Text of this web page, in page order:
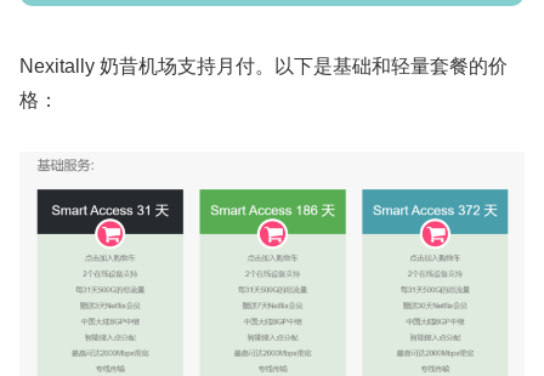
Nexitally 奶昔机场支持月付。以下是基础和轻量套餐的价
格：